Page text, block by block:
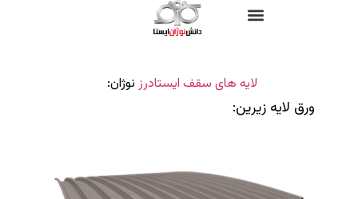
لایه های سقف ایستادرزنوژان:
ورق لایه زیرین: